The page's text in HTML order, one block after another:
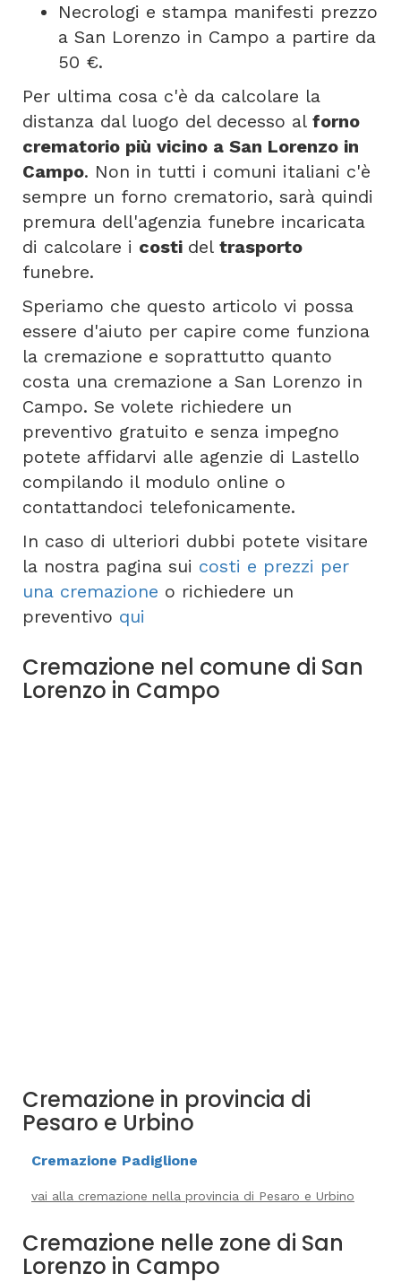
Necrologi e stampa manifesti prezzo
a San Lorenzo in Campo a partire da
50 €.
Per ultima cosa c'è da calcolare la
distanza dal luogo del decesso al forno
crematorio più vicino a San Lorenzo in
Campo. Non in tutti i comuni italiani c'è
sempre un forno crematorio, sarà quindi
premura dell'agenzia funebre incaricata
di calcolare i costi del trasporto
funebre.
Speriamo che questo articolo vi possa
essere d'aiuto per capire come funziona
la cremazione e soprattutto quanto
costa una cremazione a San Lorenzo in
Campo. Se volete richiedere un
preventivo gratuito e senza impegno
potete affidarvi alle agenzie di Lastello
compilando il modulo online o
contattandoci telefonicamente.
In caso di ulteriori dubbi potete visitare
la nostra pagina sui costi e prezzi per
una cremazione o richiedere un
preventivo qui
Cremazione nel comune di San
Lorenzo in Campo
Cremazione in provincia di
Pesaro e Urbino
Cremazione Padiglione
vai alla cremazione nella provincia di Pesaro e Urbino
Cremazione nelle zone di San
Lorenzo in Campo